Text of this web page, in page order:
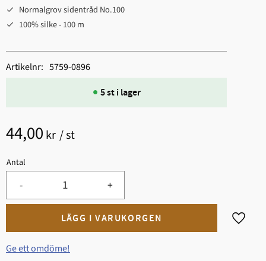
Normalgrov sidentråd No.100
100% silke - 100 m
44,00 kr /st
Antal
+
-
Lägg
5 st i lager
Artikelnr 5759-0896
Ge ett omdöme!